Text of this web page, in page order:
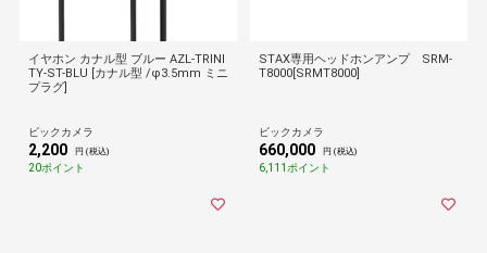
イヤホン カナル型 ブルー AZL-TRINI
TY-ST-BLU [カナル型 /φ3.5mm ミニ
プラグ]
ビックカメラ
2,200 円 (税込)
20ポイント
STAX専用ヘッドホンアンプ SRM-
T8000[SRMT8000]
ビックカメラ
660,000 円 (税込)
6,111ポイント